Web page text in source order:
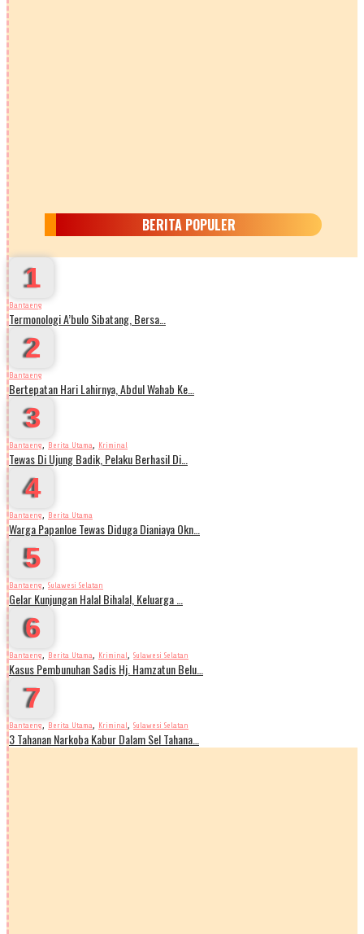
BERITA POPULER
1
Bantaeng
Termonologi A’bulo Sibatang, Bersa…
2
Bantaeng
Bertepatan Hari Lahirnya, Abdul Wahab Ke…
3
Bantaeng, Berita Utama, Kriminal
Tewas Di Ujung Badik, Pelaku Berhasil Di…
4
Bantaeng, Berita Utama
Warga Papanloe Tewas Diduga Dianiaya Okn…
5
Bantaeng, Sulawesi Selatan
Gelar Kunjungan Halal Bihalal, Keluarga …
6
Bantaeng, Berita Utama, Kriminal, Sulawesi Selatan
Kasus Pembunuhan Sadis Hj. Hamzatun Belu…
7
Bantaeng, Berita Utama, Kriminal, Sulawesi Selatan
3 Tahanan Narkoba Kabur Dalam Sel Tahana…